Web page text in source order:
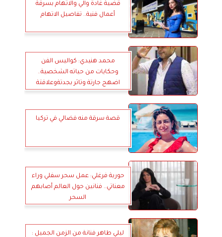
قضية غادة والي والاتهام بسرقة
أعمال فنية.. تفاصيل الاتهام
محمد هنيدي: كواليس الفن
وحكايات من حياته الشخصية..
اضهج جارتة وتاثر بجدتةوعلاقتة
قصة سرقة منه فضالي في تركيا
حورية فرغلي: عمل سحر سفلي وراء
معناتي.. فنانين حول العالم أصابهم
السحر
ليلي طاهر فنانة من الزمن الجميل :